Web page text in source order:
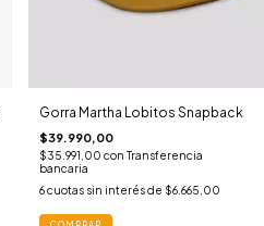
Gorra Martha Lobitos Snapback
$39.990,00
$35.991,00 con Transferencia
bancaria
6 cuotas sin interés de $6.665,00